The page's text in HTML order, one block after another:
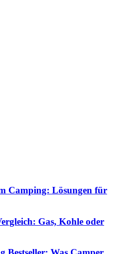
Camping: Lösungen für
Gas, Kohle oder